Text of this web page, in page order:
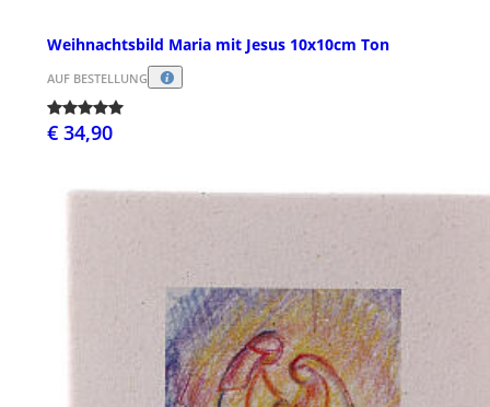
Weihnachtsbild Maria mit Jesus 10x10cm Ton
AUF BESTELLUNG
€ 34,90